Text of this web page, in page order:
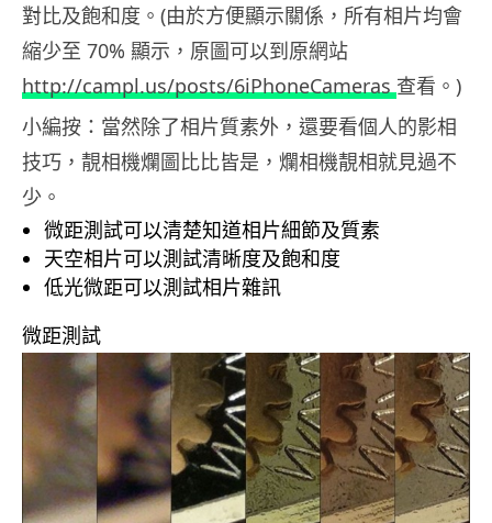
對比及飽和度。(由於方便顯示關係，所有相片均會
縮少至 70% 顯示，原圖可以到原網站
http://campl.us/posts/6iPhoneCameras查看。)
小編按：當然除了相片質素外，還要看個人的影相
技巧，靚相機爛圖比比皆是，爛相機靚相就見過不
少。
微距測試可以清楚知道相片細節及質素
天空相片可以測試清晰度及飽和度
低光微距可以測試相片雜訊
微距測試